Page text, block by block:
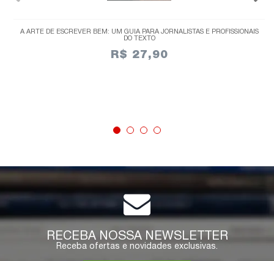
A ARTE DE ESCREVER BEM: UM GUIA PARA JORNALISTAS E PROFISSIONAIS
DO TEXTO
R$ 27,90
ESGOTADO
RECEBA NOSSA NEWSLETTER
Receba ofertas e novidades exclusivas.